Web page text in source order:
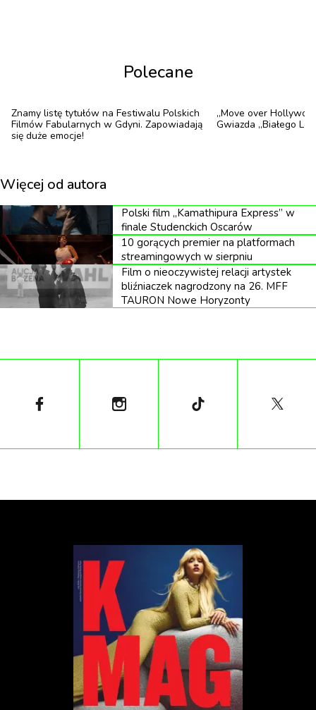
„Biały Lotos”
Serial komediowy
„Misja: Podstawówka”
„The Bear”
„Hacks”
„Nikt tego nie chce”
„Terapia bez trzymanki”
Serial limitowany
„Potwory: Historia Lyle'a i Erika Menendezów”
Główna rola męska w serialu dramatycznym
Sterling K. Brown, „Paradise”
Polecane
Znamy listę tytułów na Festiwalu Polskich
Filmów Fabularnych w Gdyni. Zapowiadają
się duże emocje!
„Move over
Gwiazda „Białego
Więcej od autora
Polski film „Kamathipura Express” w
finale Studenckich Oscarów
10 gorących premier na platformach
streamingowych w sierpniu
Film o nieoczywistej relacji artystek
bliźniaczek nagrodzony na 26. MFF
TAURON Nowe Horyzonty